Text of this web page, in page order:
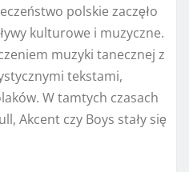
polskie zaczęło
kulturowe i muzyczne.
muzyki tanecznej z
tekstami,
W tamtych czasach
Akcent czy Boys stały się